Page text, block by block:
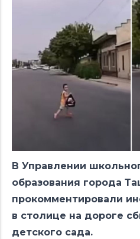
В Управлении
образования города
прокомментировали
в столице на дороге
детского сада.